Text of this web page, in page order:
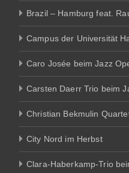
Brazil – Hamburg feat.
Campus der Universität
Caro Josée beim Jazz
Carsten Daerr Trio beim
Christian Bekmulin
City Nord im Herbst
Clara-Haberkamp-Trio